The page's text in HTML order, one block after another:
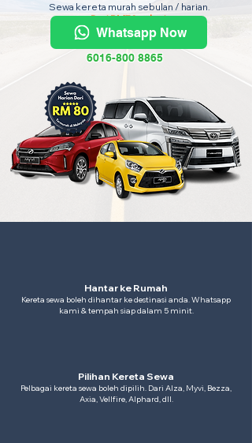
Sewa kereta murah sebulan / harian.
Dari RM70 sehari.
Whatsapp Now
6016-800 8865
Hantar ke Rumah
Kereta sewa boleh dihantar ke destinasi anda. Whatsapp
kami & tempah siap dalam 5 minit.
Pilihan Kereta Sewa
Pelbagai kereta sewa boleh dipilih. Dari Alza, Myvi, Bezza,
Axia, Vellfire, Alphard, dll.